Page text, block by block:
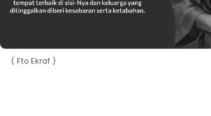
( Fto Ekraf )